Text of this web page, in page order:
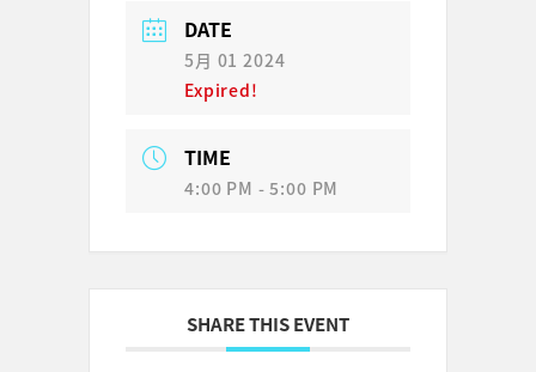
DATE
5月 01 2024
Expired!
TIME
4:00 PM - 5:00 PM
SHARE THIS EVENT